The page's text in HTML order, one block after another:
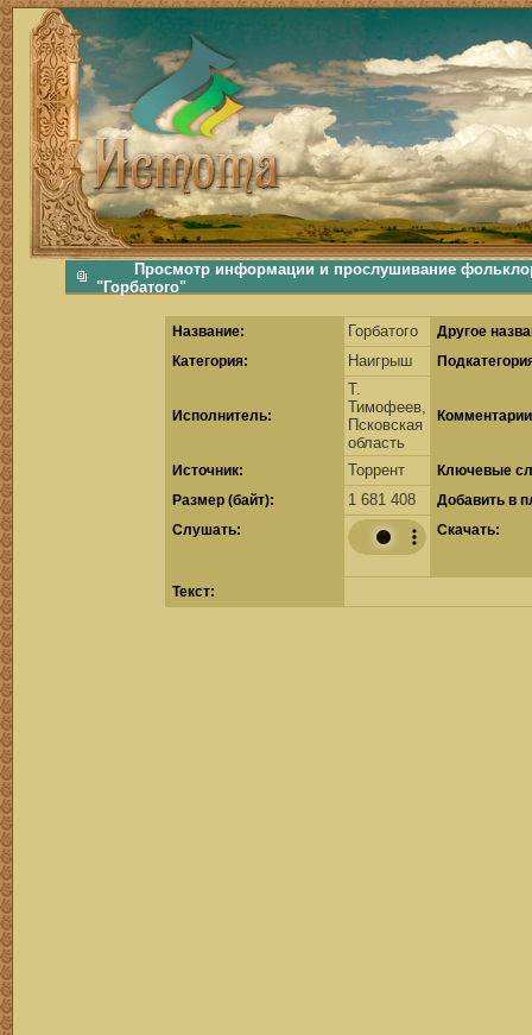
фольклорная музыка, фольклор хороводы бабушки русские народные песни послушать скачать каталог фольклора Скачать Поиск музыки, поиск фольклора, искать песни, как пели
Просмотр информации и прослушивание
"Горбатого"
Название: Горбатого
Другое
Категория:
Наигрыш
Исполнитель:
Т.
Тимофеев,
Псковская
область
Источник: Торрент
Ключевые
Размер (байт):
1 681 408
Добавить в
Cлушать:
Скачать:
Текст: